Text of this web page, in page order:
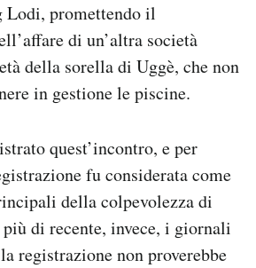
Lodi, promettendo il
di un’altra società
della sorella di Uggè, che non
in gestione le piscine.
quest’incontro, e per
fu considerata come
della colpevolezza di
di recente, invece, i giornali
registrazione non proverebbe